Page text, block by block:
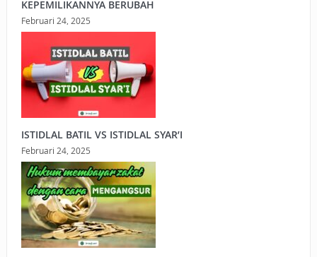
KEPEMILIKANNYA BERUBAH
Februari 24, 2025
ISTIDLAL BATIL VS ISTIDLAL SYAR’I
Februari 24, 2025